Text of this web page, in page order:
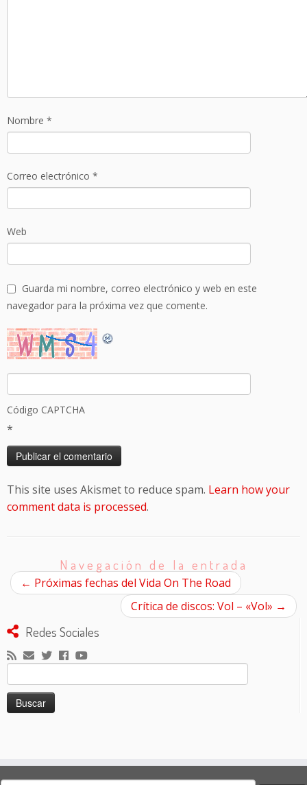
Nombre *
Correo electrónico *
Web
Guarda mi nombre, correo electrónico y web en este
navegador para la próxima vez que comente.
Código CAPTCHA
*
This site uses Akismet to reduce spam. Learn how your
comment data is processed.
Navegación de la entrada
← Próximas fechas del Vida On The Road
Crítica de discos: Vol – «Vol» →
Redes Sociales